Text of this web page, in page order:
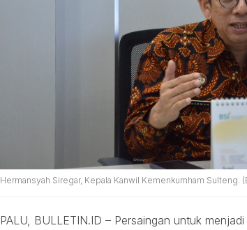
Hermansyah Siregar, Kepala Kanwil Kemenkumham
PALU, BULLETIN.ID – Persaingan untuk